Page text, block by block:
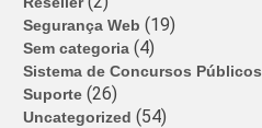
Segurança Web (19)
Sem categoria (4)
Sistema de Concursos Públicos
Suporte (26)
Uncategorized (54)